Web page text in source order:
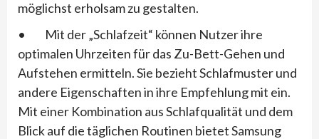
möglichst erholsam zu gestalten.
• Mit der „Schlafzeit“ können Nutzer ihre
optimalen Uhrzeiten für das Zu-Bett-Gehen und
Aufstehen ermitteln. Sie bezieht Schlafmuster und
andere Eigenschaften in ihre Empfehlung mit ein.
Mit einer Kombination aus Schlafqualität und dem
Blick auf die täglichen Routinen bietet Samsung